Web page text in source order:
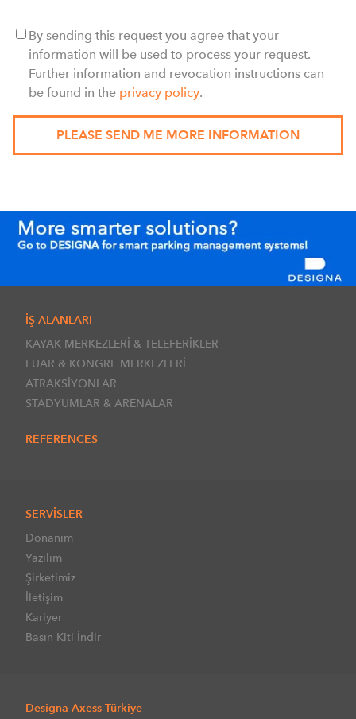
By sending this request you agree that your
information will be used to process your request.
Further information and revocation instructions can
be found in the privacy policy.
İŞ ALANLARI
KAYAK MERKEZLERİ & TELEFERİKLER
FUAR & KONGRE MERKEZLERİ
ATRAKSİYONLAR
STADYUMLAR & ARENALAR
REFERENCES
SERVİSLER
Donanım
Yazılım
Şirketimiz
İletişim
Kariyer
Basın Kiti İndir
Designa Axess Türkiye